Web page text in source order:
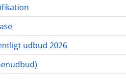
udbud 2026